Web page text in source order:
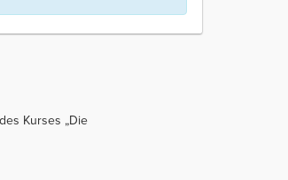
Kurses „Die